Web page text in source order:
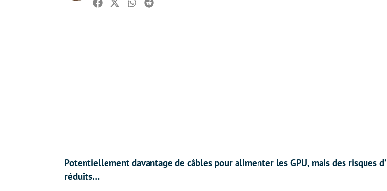
Facebook
TwitterWhatsapp
Reddit
Potentiellement davantage de câbles pour alimenter les GPU, mais des risques
réduits…